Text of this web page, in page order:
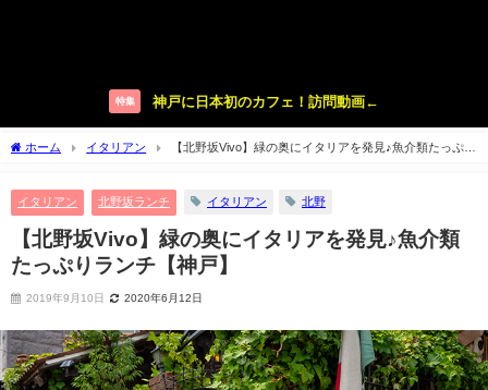
特集 神戸に日本初のカフェ！訪問動画←
ホーム イタリアン
【北野坂Vivo】緑の奥にイタリアを発見♪魚介類たっぷり
イタリアン 北野坂ランチ イタリアン 北野
【北野坂Vivo】緑の奥にイタリアを発見♪魚介類
たっぷりランチ【神戸】
2019年9月10日 2020年6月12日